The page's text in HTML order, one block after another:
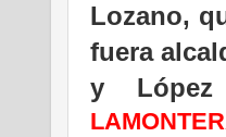
Lozano,
fuera
y